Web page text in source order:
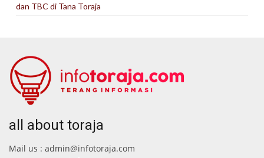
dan TBC di Tana Toraja
all about toraja
Mail us : admin@infotoraja.com